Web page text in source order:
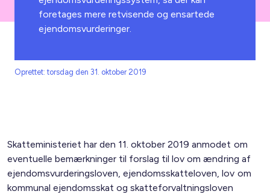
foretages mere retvisende og ensartede
ejendomsvurderinger.
Oprettet: torsdag den 31. oktober 2019
Skatteministeriet har den 11. oktober 2019 anmodet om
eventuelle bemærkninger til forslag til lov om ændring af
ejendomsvurderingsloven, ejendomsskatteloven, lov om
kommunal ejendomsskat og skatteforvaltningsloven